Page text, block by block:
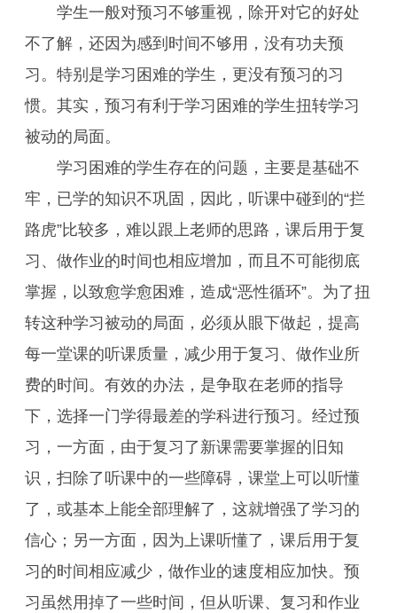
学生一般对预习不够重视，除开对它的好处
不了解，还因为感到时间不够用，没有功夫预
习。特别是学习困难的学生，更没有预习的习
惯。其实，预习有利于学习困难的学生扭转学习
被动的局面。
学习困难的学生存在的问题，主要是基础不
牢，已学的知识不巩固，因此，听课中碰到的“拦
路虎”比较多，难以跟上老师的思路，课后用于复
习、做作业的时间也相应增加，而且不可能彻底
掌握，以致愈学愈困难，造成“恶性循环”。为了扭
转这种学习被动的局面，必须从眼下做起，提高
每一堂课的听课质量，减少用于复习、做作业所
费的时间。有效的办法，是争取在老师的指导
下，选择一门学得最差的学科进行预习。经过预
习，一方面，由于复习了新课需要掌握的旧知
识，扫除了听课中的一些障碍，课堂上可以听懂
了，或基本上能全部理解了，这就增强了学习的
信心；另一方面，因为上课听懂了，课后用于复
习的时间相应减少，做作业的速度相应加快。预
习虽然用掉了一些时间，但从听课、复习和作业